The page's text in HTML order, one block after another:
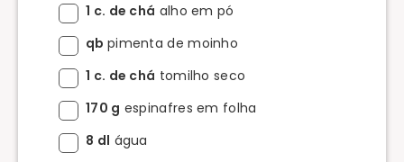
1 c. de chá alho em pó
qb pimenta de moinho
1 c. de chá tomilho seco
170 g espinafres em folha
8 dl água